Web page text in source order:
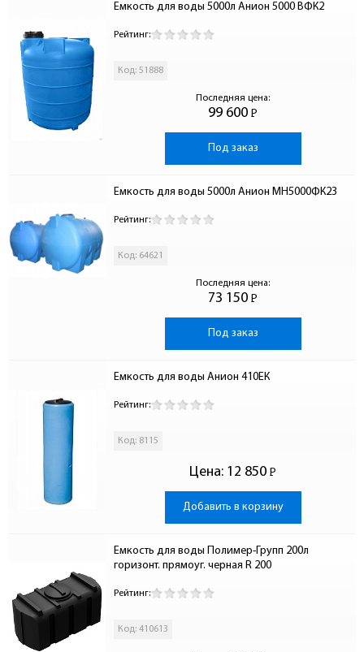
Емкость для воды 5000л Анион 5000 ВФК2
Рейтинг:
Код: 51888
Последняя цена:
99 600 Р
-
Под заказ
Емкость для воды 5000л Анион МН5000ФК2З
Рейтинг:
Код: 64621
Последняя цена:
73 150 Р
-
Под заказ
Емкость для воды Анион 410ЕК
Рейтинг:
Код: 8115
Цена: 12 850 Р
-
Добавить в корзину
Емкость для воды Полимер-Групп 200л
горизонт. прямоуг. черная R 200
Рейтинг:
Код: 410613